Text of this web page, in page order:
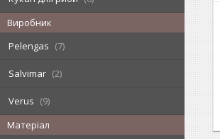
Виробник
Pelengas
7
Salvimar 2
Verus
9
Матеріал